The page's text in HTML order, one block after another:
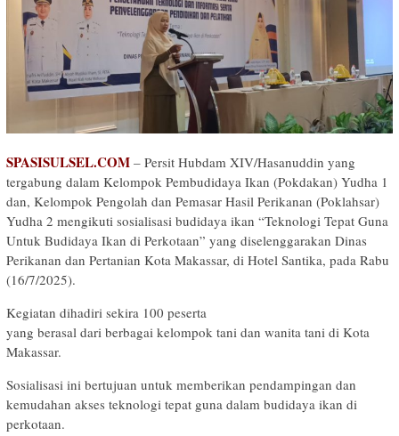
SPASISULSEL.COM – Persit Hubdam XIV/Hasanuddin yang
tergabung dalam Kelompok Pembudidaya Ikan (Pokdakan) Yudha 1
dan, Kelompok Pengolah dan Pemasar Hasil Perikanan (Poklahsar)
Yudha 2 mengikuti sosialisasi budidaya ikan “Teknologi Tepat Guna
Untuk Budidaya Ikan di Perkotaan” yang diselenggarakan Dinas
Perikanan dan Pertanian Kota Makassar, di Hotel Santika, pada Rabu
(16/7/2025).
Kegiatan dihadiri sekira 100 peserta
yang berasal dari berbagai kelompok tani dan wanita tani di Kota
Makassar.
Sosialisasi ini bertujuan untuk memberikan pendampingan dan
kemudahan akses teknologi tepat guna dalam budidaya ikan di
perkotaan.